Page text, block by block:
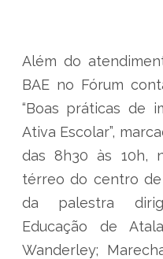
Além do
BAE no Fórum
“Boas práticas de
Ativa Escolar”,
das 8h30 às 10h,
térreo do centro
da palestra
Educação de
Wanderley;